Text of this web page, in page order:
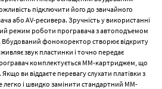
підключити його до звичайного
або AV-ресивера. Зручність у використанні
режим роботи програвача з автоподъемом
Вбудований фонокоректор створює відкриту
звук пластинки і точно передає
комплектується ММ-картриджем, що
ви віддаєте перевагу слухати платівки з
і швидко замінити стандартний MM-